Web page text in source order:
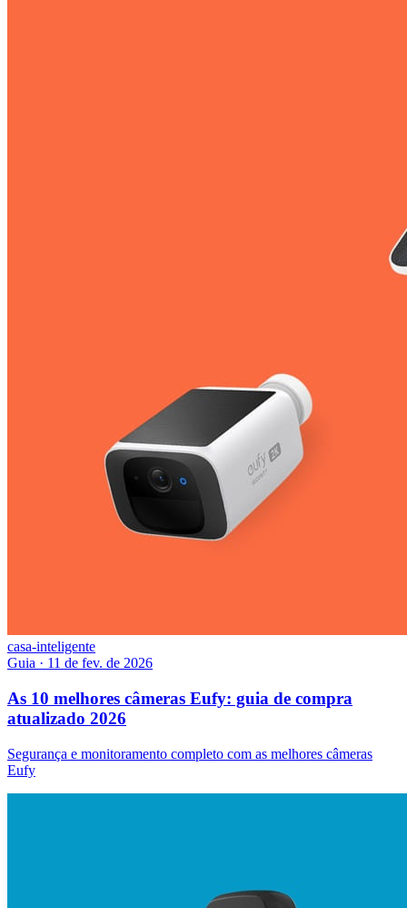
casa-inteligente
Guia · 11 de fev. de 2026
As 10 melhores câmeras Eufy: guia de compra
atualizado 2026
Segurança e monitoramento completo com as melhores câmeras
Eufy